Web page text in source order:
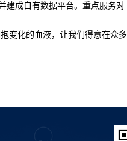
建成自有数据平台。重点服务对
变化的血液，让我们得意在众多